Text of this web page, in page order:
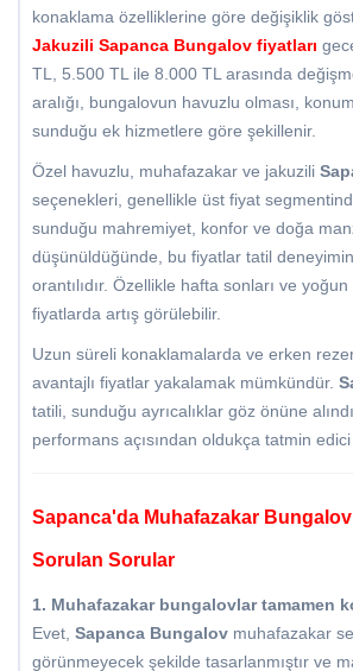
konaklama özelliklerine göre değişiklik
Jakuzili Sapanca Bungalov fiyatları
TL, 5.500 TL ile 8.000 TL arasında
aralığı, bungalovun havuzlu olması,
sunduğu ek hizmetlere göre şekillenir.
Özel havuzlu, muhafazakar ve jakuzili
seçenekleri, genellikle üst fiyat
sunduğu mahremiyet, konfor ve doğa
düşünüldüğünde, bu fiyatlar tatil
orantılıdır. Özellikle hafta sonları ve
fiyatlarda artış görülebilir.
Uzun süreli konaklamalarda ve erken
avantajlı fiyatlar yakalamak mümkündür.
tatili, sunduğu ayrıcalıklar göz önüne
performans açısından oldukça tatmin
Sapanca'da Muhafazakar Bungalov
Sorulan Sorular
1. Muhafazakar bungalovlar tamamen
Evet, Sapanca Bungalov muhafazakar
görünmeyecek şekilde tasarlanmıştır ve